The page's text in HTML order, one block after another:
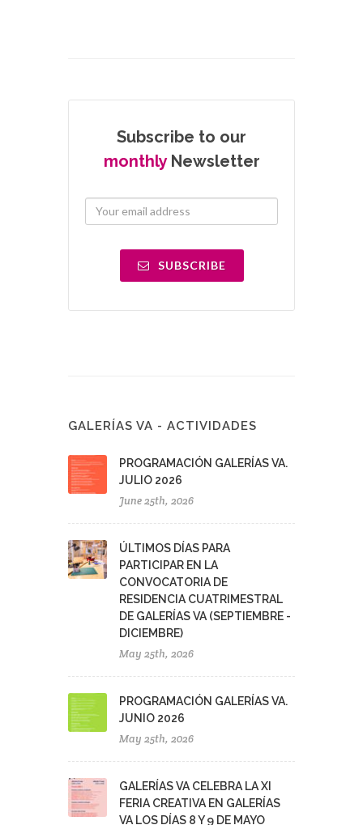
Subscribe to our
monthlyNewsletter
SUBSCRIBE
GALERÍAS VA - ACTIVIDADES
PROGRAMACIÓN GALERÍAS VA.
JULIO 2026
June 25th, 2026
ÚLTIMOS DÍAS PARA
PARTICIPAR EN LA
CONVOCATORIA DE
RESIDENCIA CUATRIMESTRAL
DE GALERÍAS VA (SEPTIEMBRE -
DICIEMBRE)
May 25th, 2026
PROGRAMACIÓN GALERÍAS VA.
JUNIO 2026
May 25th, 2026
GALERÍAS VA CELEBRA LA XI
FERIA CREATIVA EN GALERÍAS
VA LOS DÍAS 8 Y 9 DE MAYO